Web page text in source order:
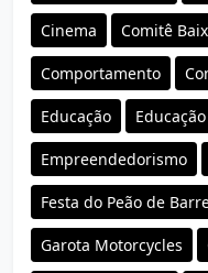
Cinema Comitê
Comportamento
Educação
Empreendedorismo
Festa do Peão de
Garota Motorcycles